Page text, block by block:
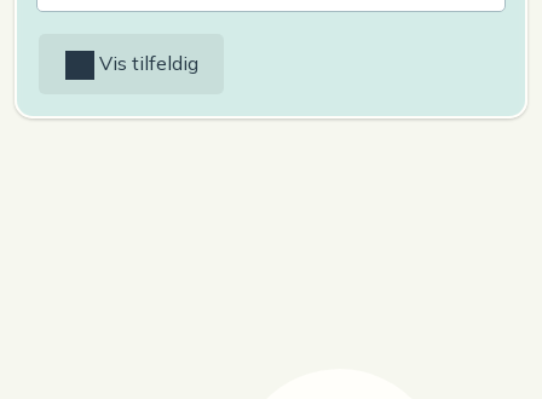
Vis tilfeldig